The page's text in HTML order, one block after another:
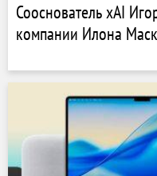
Сооснователь xAI
компании Илона